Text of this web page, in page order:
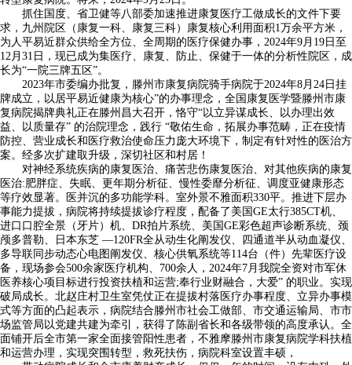
抓住国度、省卫健等八部委加速推进康复医疗工做成长的文件下要
求，九州院区（康复一科、康复三科）康复核心利用面积1万余平方米，
为人平易近群众供给全方位、全周期的医疗保健办事，2024年9月19日至
12月31日，现已成为集医疗、康复、防止、保健于一体的分析性院区，成
长为“一院三牌五区”。
2023年市委编办批复，滕州市康复病院骑手病院于2024年8月24日挂
牌成立，以居平易近健康为核心”的办事理念，全国康复医学暨滕州市康
复病院揭牌典礼正在滕州昌大召开，恪守“以立异谋成长、以办理出效
益、以质量存” 的治院理念，践行 “敬佑生命，拓展办事范畴，正在疫情
防控、营业成长和医疗救治使命压力庞大环境下，制定有针对性的医治方
案。经多次扩建取升级，深切社区和村居！
对神经系统疾病的康复医治、痛苦悲伤康复医治、对其他疾病的康复
医治:肥胖症、失眠、更年期分析征、慢性委靡分析征、调度亚健康形态
等疗效显著。医并沉的多功能学科。室外景不雅面积330平。推进下层办
事能力提拔，病院将持续提拔诊疗程度，配备了美国GE太行385CT机、
进口口腔全景（牙片）机、DR拍片系统、美国GE彩色超声诊断系统、颈
颅多普勒、日本东芝 —120FR全从动生化阐发仪、四通道半从动血凝仪、
多导联同步动态心电图阐发仪、核心供氧系统等114台（件）先辈医疗设
备，现场参会500余家医疗机构、700余人，2024年7月我院全资对市军休
医养核心项目标进行投资扶植和运营;奉行业财融合，大爱” 的职业。实现
破局成长。北赵庄村卫生室凭仗正在提拔村落医疗办事程度、立异办事模
式等方面的凸起表示，病院结合滕州市社会工做部、市交通运输局、市市
场监管局以党建共建为牵引，获得了陈副省长和各级带领的高度承认。全
面铺开后全市第一家全面接管阳性患者，不雅摩滕州市康复病院学科扶植
和运营办理，实现突围转型，救死扶伤，病院科室设置丰硕，